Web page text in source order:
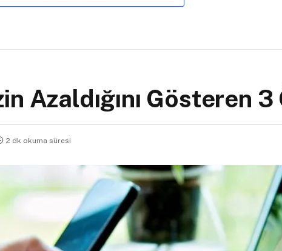
Azaldığını Gösteren
2 dk okuma süresi